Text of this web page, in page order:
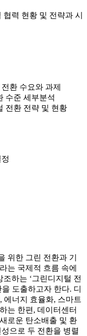
력 현황 및 전략과 시
환 수요와 과제
수준 세부분석
전환 전략 및 현황
위한 그린 전환과 기
는 국제적 흐름 속에
하는 ‘그린디지털 전
도출하고자 한다. 디
에너지 효율화, 스마트
는 한편, 데이터센터
로운 탄소배출 및 환
으로 두 전환을 병렬